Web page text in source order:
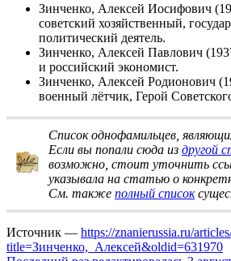
Зинченко, Алексей Иосифович
советский хозяйственный,
политический деятель.
Зинченко, Алексей Павлович
и российский экономист.
Зинченко, Алексей Родионович
военный лётчик, Герой
Список однофамильцев,
Если вы попали сюда из другой
возможно, стоит уточнить
указывала на статью о
См. также полный список
Источник — https://znanierussia.ru/
title=Зинченко,_Алексей&oldid=631970